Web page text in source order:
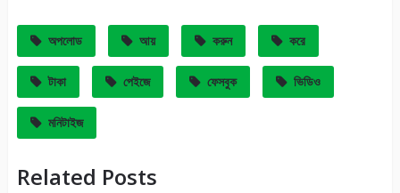
অপলোড আয় করুন করে
টাকা পেইজে ফেসবুক ভিডিও
মনিটাইজ
Related Posts